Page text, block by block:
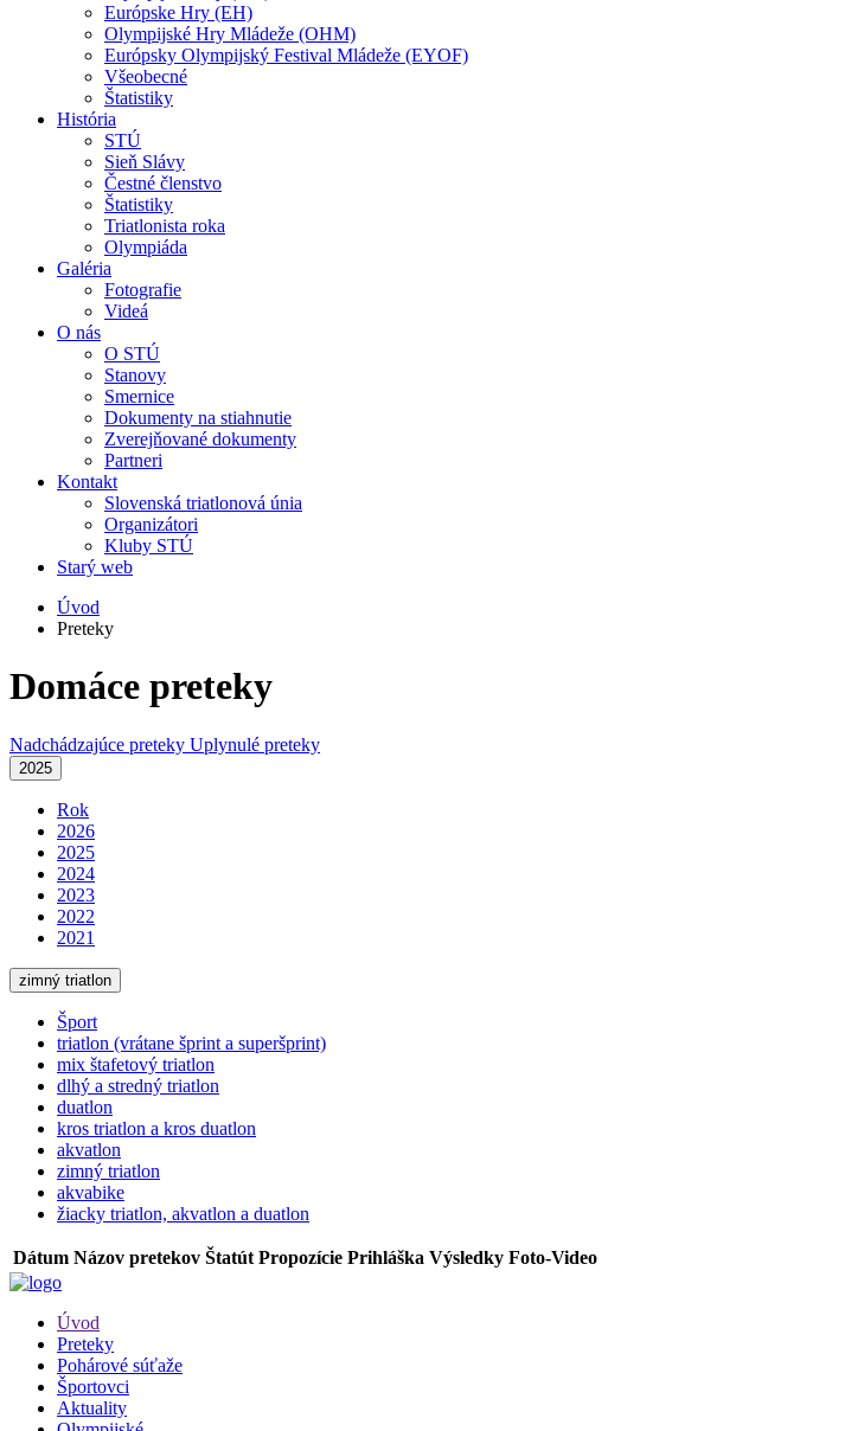
Európske Hry (EH)
Olympijské Hry Mládeže (OHM)
Európsky Olympijský Festival Mládeže (EYOF)
Všeobecné
Štatistiky
História
STÚ
Sieň Slávy
Čestné členstvo
Štatistiky
Triatlonista roka
Olympiáda
Galéria
Fotografie
Videá
O nás
O STÚ
Stanovy
Smernice
Dokumenty na stiahnutie
Zverejňované dokumenty
Partneri
Kontakt
Slovenská triatlonová únia
Organizátori
Kluby STÚ
Starý web
Úvod
Preteky
Domáce preteky
Nadchádzajúce preteky Uplynulé preteky
2025
Rok
2026
2025
2024
2023
2022
2021
zimný triatlon
Šport
triatlon (vrátane šprint a superšprint)
mix štafetový triatlon
dlhý a stredný triatlon
duatlon
kros triatlon a kros duatlon
akvatlon
zimný triatlon
akvabike
žiacky triatlon, akvatlon a duatlon
Dátum Názov pretekov Štatút Propozície Prihláška Výsledky Foto-Video
Úvod
Preteky
Pohárové súťaže
Športovci
Aktuality